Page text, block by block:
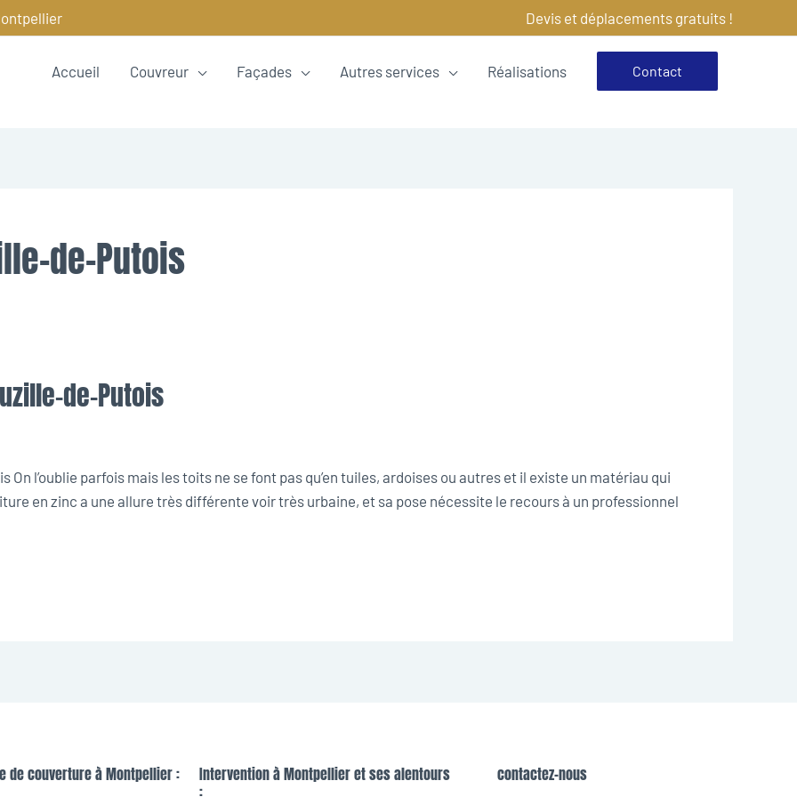
Devis et déplacements gratuits !
Accueil Couvreur Façades Autres services Réalisations Contact
de-Putois
de-Putois
l’oublie parfois mais les toits ne se font pas qu’en tuiles, ardoises ou autres et il existe un matériau qui
en zinc a une allure très différente voir très urbaine, et sa pose nécessite le recours à un professionnel
de couverture à Montpellier :
Intervention à Montpellier et ses alentours
:
contactez-nous